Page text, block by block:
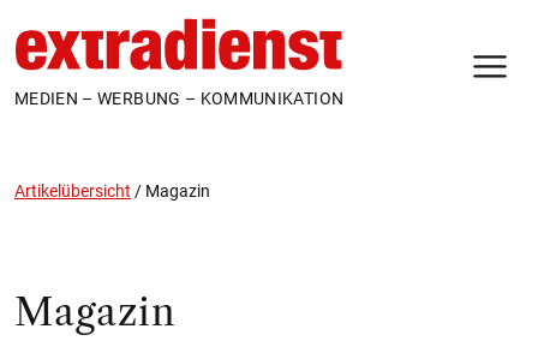
MEDIEN – WERBUNG – KOMMUNIKATION
Artikelübersicht / Magazin
Magazin